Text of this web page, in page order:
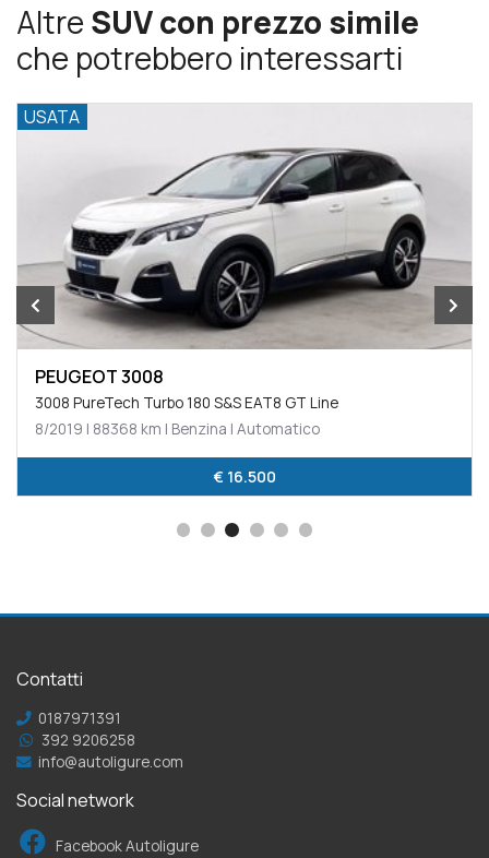
AltreSUV con prezzo simile
che potrebbero interessarti
USATA
PEUGEOT 3008
3008 PureTech Turbo 180 S&S EAT8 GT Line
8/2019 | 88368 km | Benzina | Automatico
€ 16.500
Contatti
0187971391
392 9206258
info@autoligure.com
Social network
Facebook Autoligure